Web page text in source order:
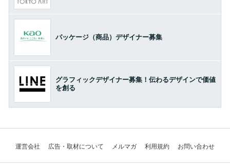
パッケージ（商品）デザイナー募集
グラフィックデザイナー募集！伝わるデザインで価値
を創る
運営会社 広告・取材について メルマガ 利用規約 お問い合わせ